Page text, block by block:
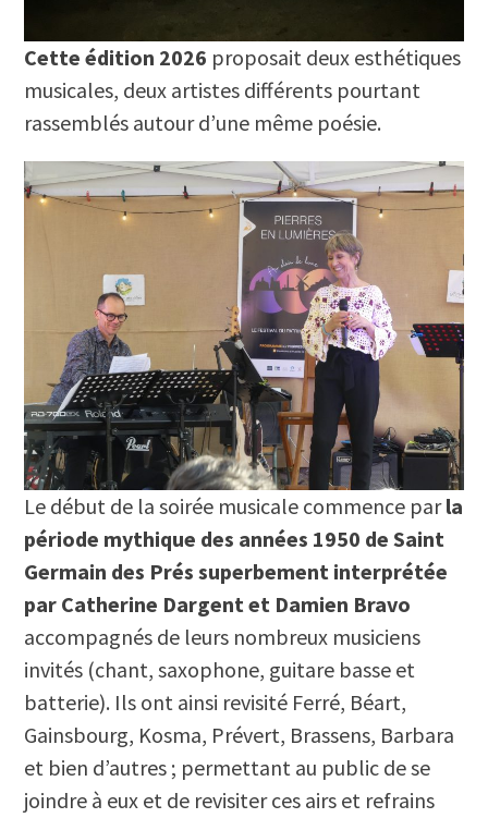
Cette édition 2026 proposait deux esthétiques
musicales, deux artistes différents pourtant
rassemblés autour d’une même poésie.
Le début de la soirée musicale commence parla
période mythique des années 1950 de Saint
Germain des Prés superbement interprétée
par Catherine Dargent et Damien Bravo
accompagnés de leurs nombreux musiciens
invités (chant, saxophone, guitare basse et
batterie). Ils ont ainsi revisité Ferré, Béart,
Gainsbourg, Kosma, Prévert, Brassens, Barbara
et bien d’autres ; permettant au public de se
joindre à eux et de revisiter ces airs et refrains